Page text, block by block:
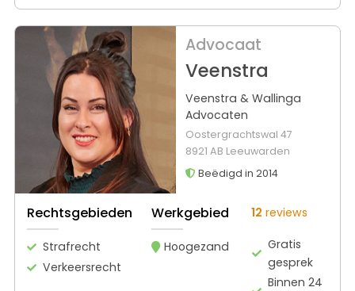
Advocaat
Veenstra
Veenstra & Wallinga
Advocaten
Oostergrachtswal 47
8921 AB Leeuwarden
Beëdigd in 2014
Rechtsgebieden
Strafrecht
Verkeersrecht
Werkgebied
Hoogezand
12 reviews
Gratis
gesprek
Binnen 24